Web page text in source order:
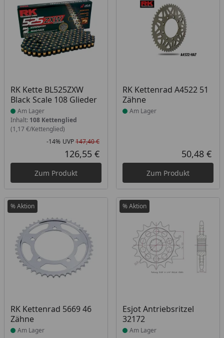
RK Kette BL525ZXW
Black Scale 108 Glieder
Produkt am Lager
Am Lager
Inhalt: 108 Kettenglied
(1,17 €/Kettenglied)
Rabatt in Prozent
-14%
Ursprünglicher Preis
UVP147,40 €
Aktueller Preis
126,55 €
Zum Produkt
RK Kettenrad A4522 51
Zähne
Produkt am Lager
Am Lager
50,48 €
Zum Produkt
% Aktion
RK Kettenrad 5669 46
Zähne
Produkt am Lager
Am Lager
% Aktion
Esjot Antriebsritzel
32172
Produkt am Lager
Am Lager